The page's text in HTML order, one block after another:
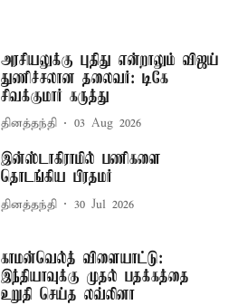
அரசியலுக்கு புதிது என்றாலும் விஜய்
துணிச்சலான தலைவர்: டிகே
சிவக்குமார் கருத்து
தினத்தந்தி 03 Aug 2026
இன்ஸ்டாகிராமில் பணிகளை
தொடங்கிய பிரதமர்
தினத்தந்தி 30 Jul 2026
காமன்வெல்த் விளையாட்டு:
இந்தியாவுக்கு முதல் பதக்கத்தை
உறுதி செய்த லவ்லினா